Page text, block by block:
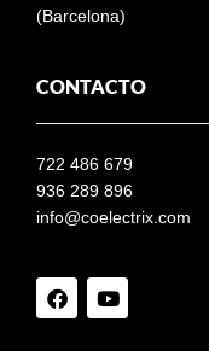
(Barcelona)
CONTACTO
722 486 679
936 289 896
info@coelectrix.com